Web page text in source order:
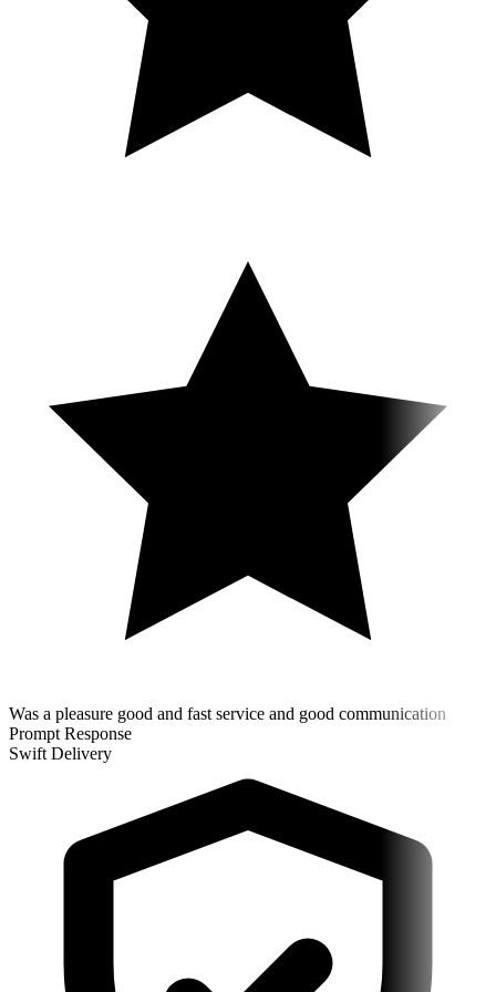
Was a pleasure good and fast service and good communication
Prompt Response
Swift Delivery